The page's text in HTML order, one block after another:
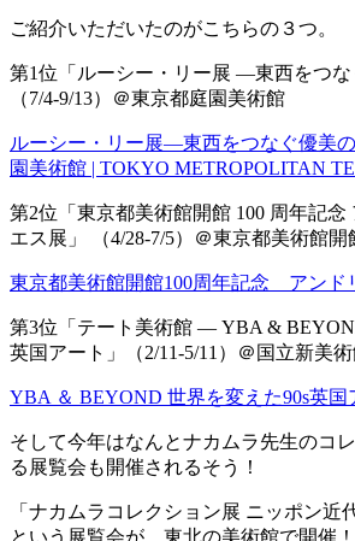
ご紹介いただいたのがこちらの３つ。
第1位「ルーシー・リー展 ―東西をつ
（7/4-9/13）＠東京都庭園美術館
ルーシー・リー展―東西をつなぐ優美
園美術館 | TOKYO METROPOLITAN
第2位「東京都美術館開館 100 周年記念
エス展」 （4/28-7/5）＠東京都美術館開
東京都美術館開館100周年記念 アンド
第3位「テート美術館 ― YBA &
英国アート」（2/11-5/11）＠国立新美
YBA ＆ BEYOND 世界を変えた90s英国
そして今年はなんとナカムラ先生のコ
る展覧会も開催されるそう！
「ナカムラコレクション展 ニッポン近